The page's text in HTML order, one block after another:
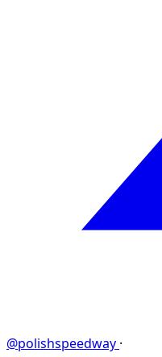
@polishspeedway ·